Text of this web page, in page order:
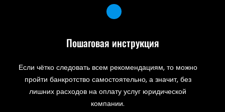
Пошаговая инструкция
Если чётко следовать всем рекомендациям, то можно
пройти банкротство самостоятельно, а значит, без
лишних расходов на оплату услуг юридической
компании.